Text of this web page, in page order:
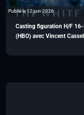
Publié le 12 juin 2026
Casting figuration H/F
(HBO) avec Vincent